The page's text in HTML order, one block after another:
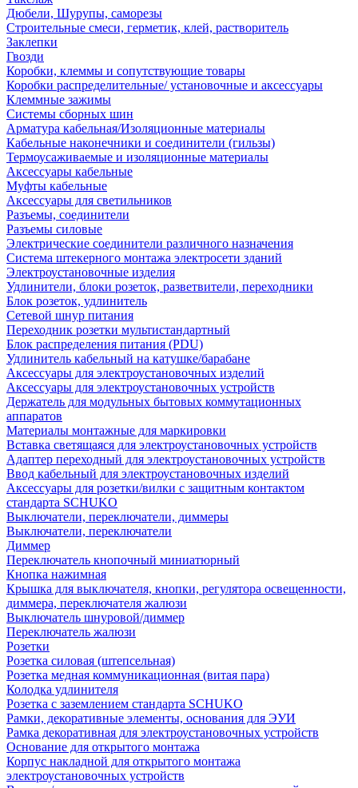
Дюбели, Шурупы, саморезы
Строительные смеси, герметик, клей, растворитель
Заклепки
Гвозди
Коробки, клеммы и сопутствующие товары
Коробки распределительные/ установочные и аксессуары
Клеммные зажимы
Системы сборных шин
Арматура кабельная/Изоляционные материалы
Кабельные наконечники и соединители (гильзы)
Термоусаживаемые и изоляционные материалы
Аксессуары кабельные
Муфты кабельные
Аксессуары для светильников
Разъемы, соединители
Разъемы силовые
Электрические соединители различного назначения
Система штекерного монтажа электросети зданий
Электроустановочные изделия
Удлинители, блоки розеток, разветвители, переходники
Блок розеток, удлинитель
Сетевой шнур питания
Переходник розетки мультистандартный
Блок распределения питания (PDU)
Удлинитель кабельный на катушке/барабане
Аксессуары для электроустановочных изделий
Аксессуары для электроустановочных устройств
Держатель для модульных бытовых коммутационных
аппаратов
Материалы монтажные для маркировки
Вставка светящаяся для электроустановочных устройств
Адаптер переходный для электроустановочных устройств
Ввод кабельный для электроустановочных изделий
Аксессуары для розетки/вилки с защитным контактом
стандарта SCHUKO
Выключатели, переключатели, диммеры
Выключатели, переключатели
Диммер
Переключатель кнопочный миниатюрный
Кнопка нажимная
Крышка для выключателя, кнопки, регулятора освещенности,
диммера, переключателя жалюзи
Выключатель шнуровой/диммер
Переключатель жалюзи
Розетки
Розетка силовая (штепсельная)
Розетка медная коммуникационная (витая пара)
Колодка удлинителя
Розетка с заземлением стандарта SCHUKO
Рамки, декоративные элементы, основания для ЭУИ
Рамка декоративная для электроустановочных устройств
Основание для открытого монтажа
Корпус накладной для открытого монтажа
электроустановочных устройств